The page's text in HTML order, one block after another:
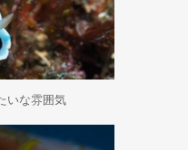
いな雰囲気